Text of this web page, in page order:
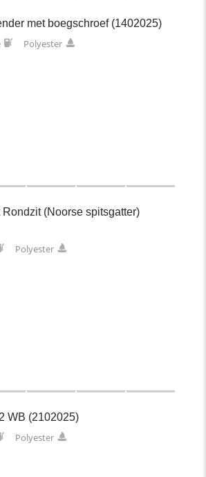
met boegschroef (1402025)
Polyester
(Noorse spitsgatter)
Polyester
WB (2102025)
Polyester